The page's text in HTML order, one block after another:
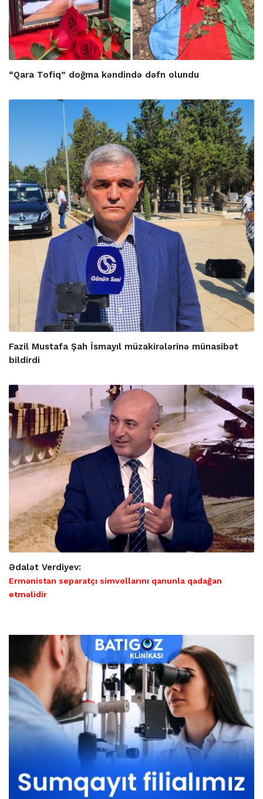
“Qara Tofiq” doğma kəndində dəfn olundu
Fazil Mustafa Şah İsmayıl müzakirələrinə münasibət
bildirdi
Ədalət Verdiyev:
Ermənistan separatçı simvollarını qanunla qadağan
etməlidir